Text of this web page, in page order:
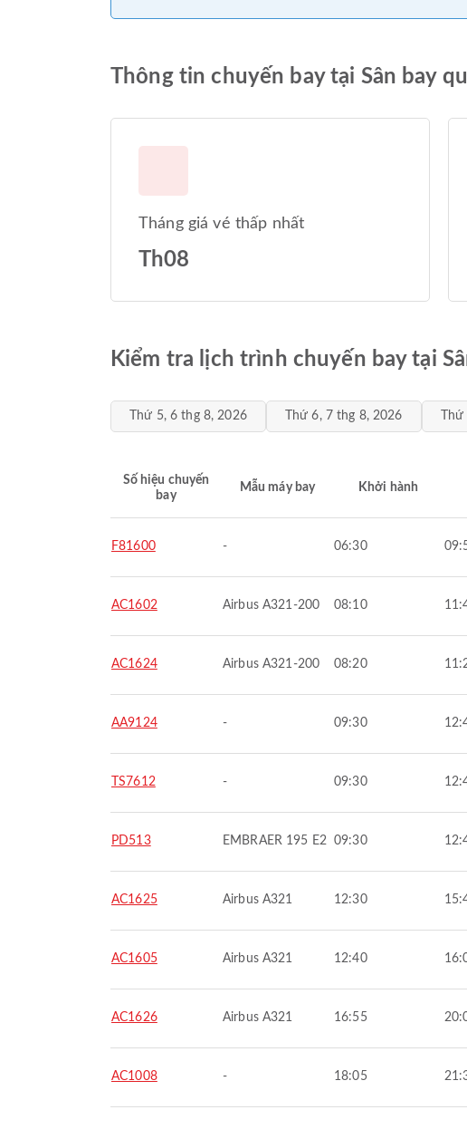
Thông tin chuyến bay tại Sân bay
Tháng giá vé thấp nhất
Th08
Kiểm tra lịch trình chuyến bay tại
Thứ 5, 6 thg 8, 2026 Thứ 6, 7 thg 8, 2026
Số hiệu chuyến
bay
Mẫu máy bay Khởi hành
F81600 - 06:30
AC1602 Airbus A321-200 08:10
AC1624 Airbus A321-200 08:20
AA9124 - 09:30
TS7612 - 09:30
PD513 EMBRAER 195 E2 09:30
AC1625 Airbus A321 12:30
AC1605 Airbus A321 12:40
AC1626 Airbus A321 16:55
AC1008 - 18:05